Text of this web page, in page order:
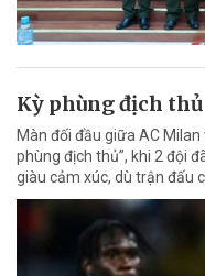
Kỳ phùng địch thủ
Màn đối đầu giữa AC
phùng địch thủ”, khi 2 đội
giàu cảm xúc, dù trận đấu